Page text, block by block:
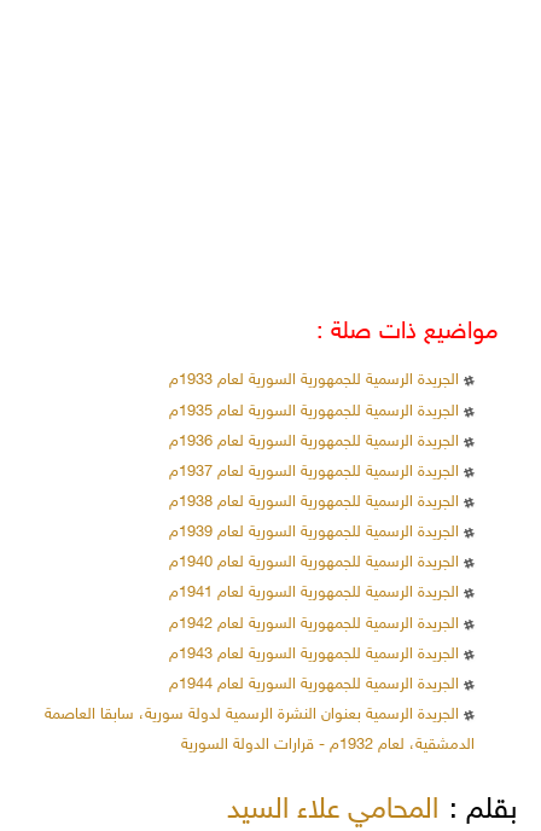
مواضيع ذات صلة :
الجريدة الرسمية للجمهورية السورية لعام 1933م
الجريدة الرسمية للجمهورية السورية لعام 1935م
الجريدة الرسمية للجمهورية السورية لعام 1936م
الجريدة الرسمية للجمهورية السورية لعام 1937م
الجريدة الرسمية للجمهورية السورية لعام 1938م
الجريدة الرسمية للجمهورية السورية لعام 1939م
الجريدة الرسمية للجمهورية السورية لعام 1940م
الجريدة الرسمية للجمهورية السورية لعام 1941م
الجريدة الرسمية للجمهورية السورية لعام 1942م
الجريدة الرسمية للجمهورية السورية لعام 1943م
الجريدة الرسمية للجمهورية السورية لعام 1944م
الجريدة الرسمية بعنوان النشرة الرسمية لدولة سورية، سابقا العاصمة
الدمشقية، لعام 1932م - قرارات الدولة السورية
بقلم : المحامي علاء السيد